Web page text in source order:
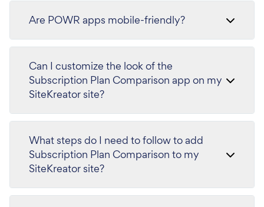
Are POWR apps mobile-friendly?
Can I customize the look of the
Subscription Plan Comparison app on my
SiteKreator site?
What steps do I need to follow to add
Subscription Plan Comparison to my
SiteKreator site?